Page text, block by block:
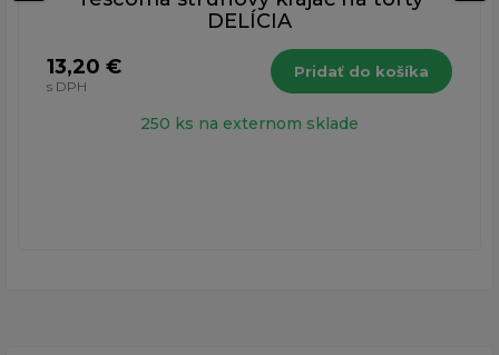
DELÍCIA
13,20 €
s DPH
Pridať do košíka
250 ks na externom sklade